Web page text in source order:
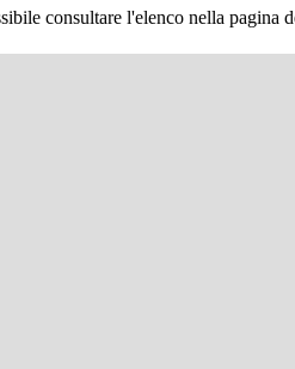
consultare l'elenco nella pagina